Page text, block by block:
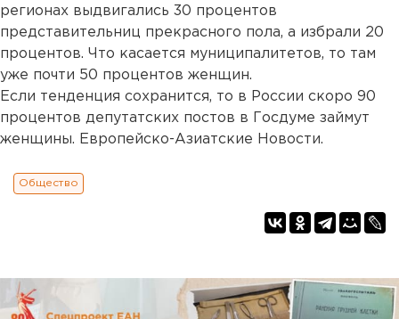
регионах выдвигались 30 процентов
представительниц прекрасного пола, а избрали 20
процентов. Что касается муниципалитетов, то там
уже почти 50 процентов женщин.
Если тенденция сохранится, то в России скоро 90
процентов депутатских постов в Госдуме займут
женщины. Европейско-Азиатские Новости.
Общество